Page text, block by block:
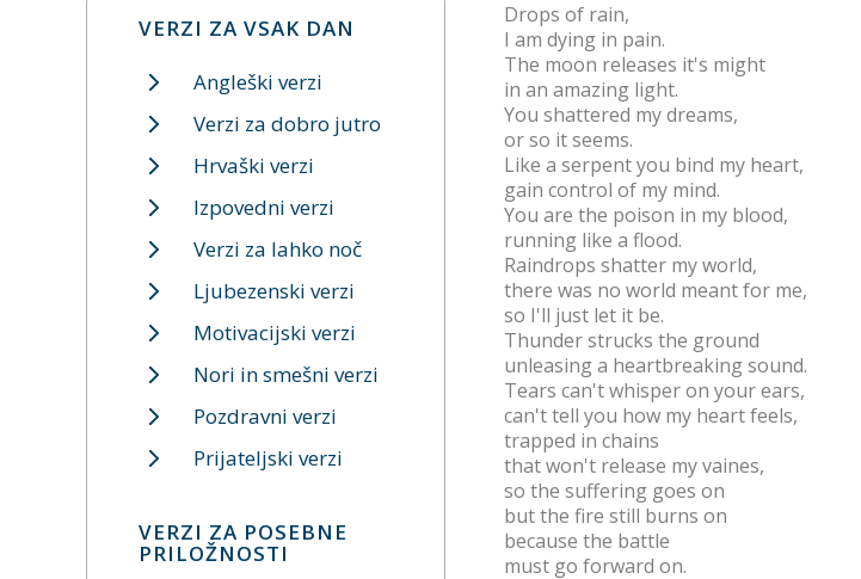
Drops of rain,
I am dying in pain.
The moon releases it's might
in an amazing light.
You shattered my dreams,
or so it seems.
Like a serpent you bind my heart,
gain control of my mind.
You are the poison in my blood,
running like a flood.
Raindrops shatter my world,
there was no world meant for me,
so I'll just let it be.
Thunder strucks the ground
unleasing a heartbreaking sound.
Tears can't whisper on your ears,
can't tell you how my heart feels,
trapped in chains
that won't release my vaines,
so the suffering goes on
but the fire still burns on
because the battle
must go forward on.
VERZI ZA VSAK DAN
Angleški verzi
Verzi za dobro jutro
Hrvaški verzi
Izpovedni verzi
Verzi za lahko noč
Ljubezenski verzi
Motivacijski verzi
Nori in smešni verzi
Pozdravni verzi
Prijateljski verzi
VERZI ZA POSEBNE
PRILOŽNOSTI